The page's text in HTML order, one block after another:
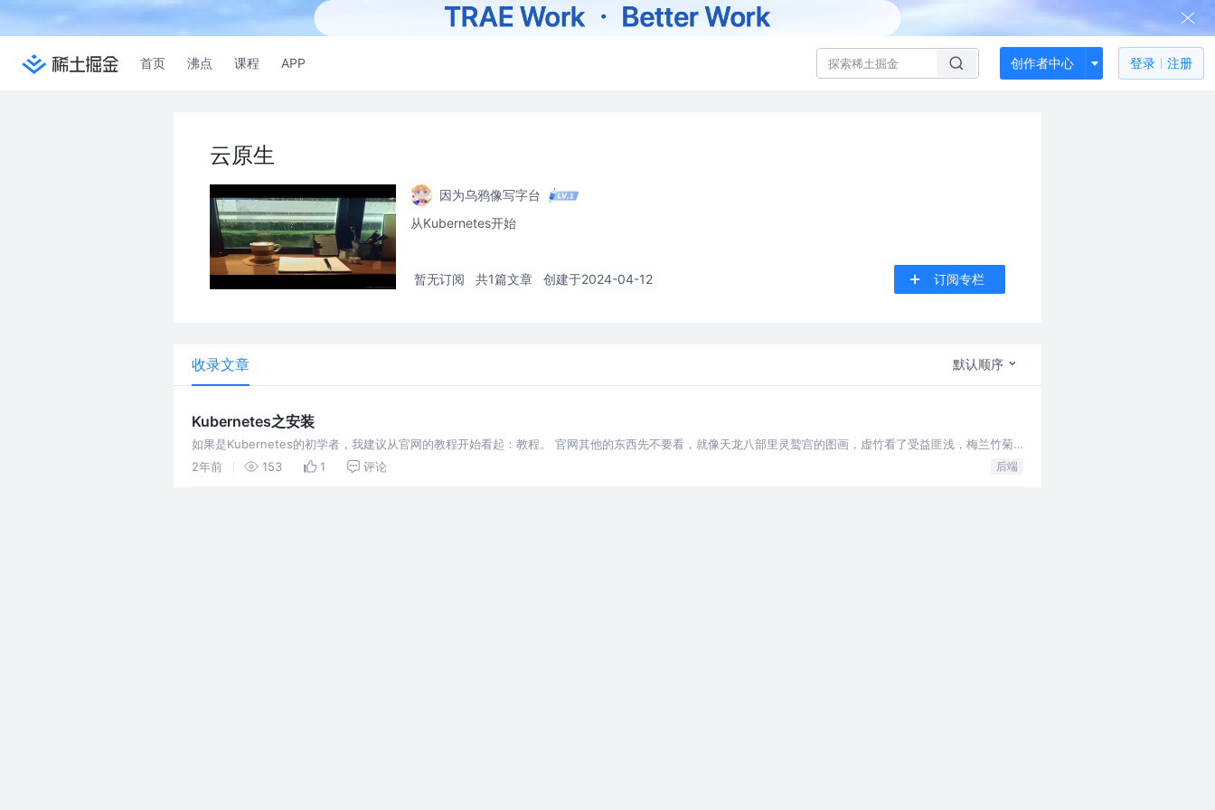
首页 沸点 课程 APP 创作者中心 登录 注册
云原生
因为乌鸦像写字台
从Kubernetes开始
暂无订阅 共1篇文章 创建于2024-04-12 订阅专栏
收录文章 默认顺序
Kubernetes之安装
如果是Kubernetes的初学者，我建议从官网的教程开始看起：教程。 官网其他的东西先不要看，就像天龙八部里灵鹫宫的图画，虚竹看了受益匪浅，梅兰竹菊
却会受内伤。 Install
2年前 153 1 评论 后端